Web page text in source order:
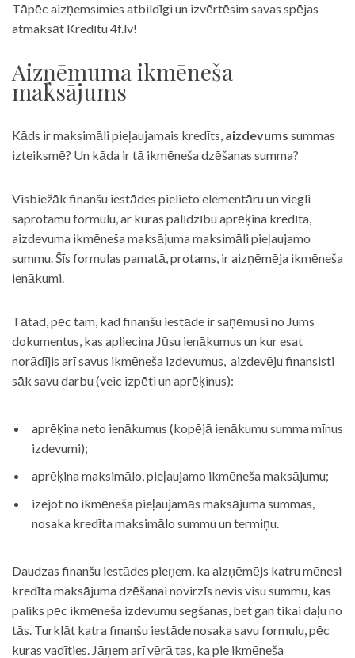
Tāpēc aizņemsimies atbildīgi un izvērtēsim savas spējas
atmaksāt Kredītu 4f.lv!
Aizņēmuma ikmēneša
maksājums
Kāds ir maksimāli pieļaujamais kredīts, aizdevums summas
izteiksmē? Un kāda ir tā ikmēneša dzēšanas summa?
Visbiežāk finanšu iestādes pielieto elementāru un viegli
saprotamu formulu, ar kuras palīdzību aprēķina kredīta,
aizdevuma ikmēneša maksājuma maksimāli pieļaujamo
summu. Šīs formulas pamatā, protams, ir aizņēmēja ikmēneša
ienākumi.
Tātad, pēc tam, kad finanšu iestāde ir saņēmusi no Jums
dokumentus, kas apliecina Jūsu ienākumus un kur esat
norādījis arī savus ikmēneša izdevumus, aizdevēju finansisti
sāk savu darbu (veic izpēti un aprēķinus):
aprēķina neto ienākumus (kopējā ienākumu summa mīnus
izdevumi);
aprēķina maksimālo, pieļaujamo ikmēneša maksājumu;
izejot no ikmēneša pieļaujamās maksājuma summas,
nosaka kredīta maksimālo summu un termiņu.
Daudzas finanšu iestādes pieņem, ka aizņēmējs katru mēnesi
kredīta maksājuma dzēšanai novirzīs nevis visu summu, kas
paliks pēc ikmēneša izdevumu segšanas, bet gan tikai daļu no
tās. Turklāt katra finanšu iestāde nosaka savu formulu, pēc
kuras vadīties. Jāņem arī vērā tas, ka pie ikmēneša